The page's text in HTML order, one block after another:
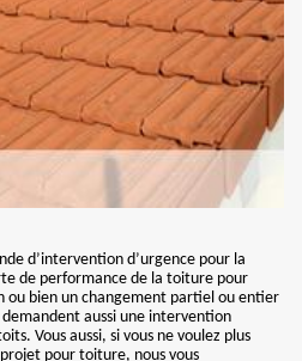
d’intervention d’urgence pour la
de performance de la toiture pour
ou bien un changement partiel ou entier
aussi une intervention
Vous aussi, si vous ne voulez plus
pour toiture, nous vous